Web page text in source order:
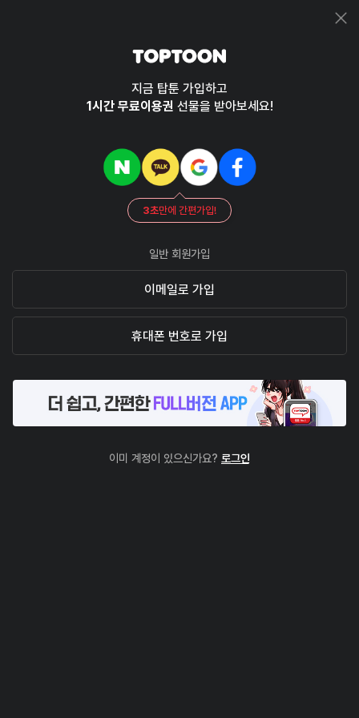
지금 탑툰 가입하고
1시간 무료이용권 선물을 받아보세요!
3초만에 간편가입!
일반 회원가입
이메일로 가입
휴대폰 번호로 가입
이미 계정이 있으신가요? 로그인